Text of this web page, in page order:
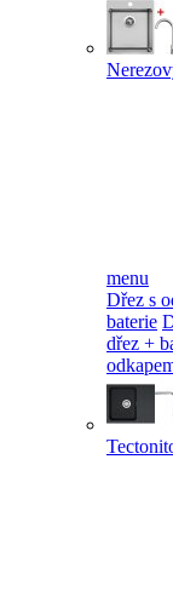
menu
Dřez s
baterie
dřez +